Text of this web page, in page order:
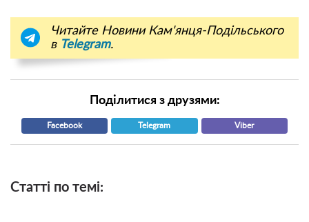
Читайте Новини Кам'янця-Подільського
в Telegram.
Поділитися з друзями:
Facebook Telegram Viber
Статті по темі: